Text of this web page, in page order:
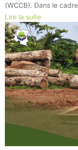
(WCCB). Dans le
Lire la suite